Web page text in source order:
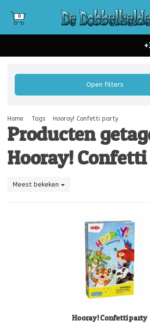
0
0
Open filters
Home Tags Hooray! Confetti party
Producten
Hooray!
Meest bekeken
Hooray! Confetti party